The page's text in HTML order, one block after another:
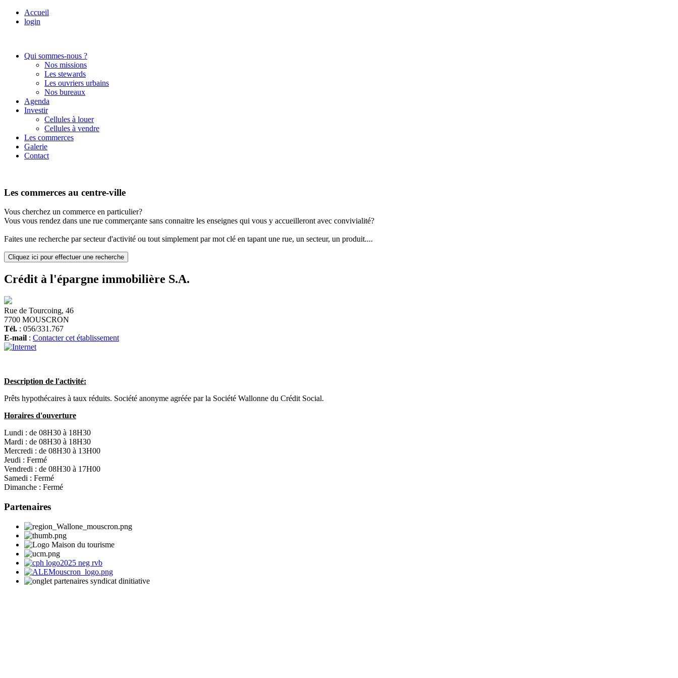
Accueil
login
Qui sommes-nous ?
Nos missions
Les stewards
Les ouvriers urbains
Nos bureaux
Agenda
Investir
Cellules à louer
Cellules à vendre
Les commerces
Galerie
Contact
Les commerces au centre-ville
Vous cherchez un commerce en particulier?
Vous vous rendez dans une rue commerçante sans connaitre les enseignes qui vous y accueilleront avec convivialité?
Faites une recherche par secteur d'activité ou tout simplement par mot clé en tapant une rue, un secteur, un produit....
Cliquez ici pour effectuer une recherche
Crédit à l'épargne immobilière S.A.
Rue de Tourcoing, 46
7700 MOUSCRON
Tél. : 056/331.767
E-mail : Contacter cet établissement
Description de l'activité:
Prêts hypothécaires à taux réduits. Société anonyme agréée par la Société Wallonne du Crédit Social.
Horaires d'ouverture
Lundi : de 08H30 à 18H30
Mardi : de 08H30 à 18H30
Mercredi : de 08H30 à 13H00
Jeudi : Fermé
Vendredi : de 08H30 à 17H00
Samedi : Fermé
Dimanche : Fermé
Partenaires